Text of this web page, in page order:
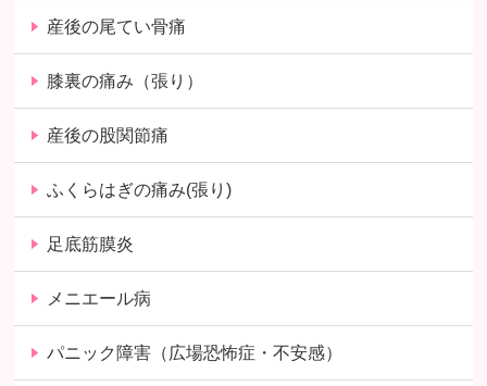
産後の尾てい骨痛
膝裏の痛み（張り）
産後の股関節痛
ふくらはぎの痛み(張り)
足底筋膜炎
メニエール病
パニック障害（広場恐怖症・不安感）